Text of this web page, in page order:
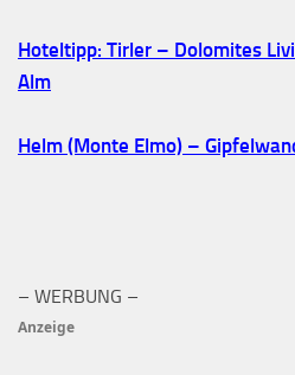
Hoteltipp: Tirler – Dolomites
Alm
Helm (Monte Elmo) –
– WERBUNG –
Anzeige